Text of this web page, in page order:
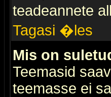
teadeannete
Tagasi �les
Mis on
Teemasid
teemasse ei